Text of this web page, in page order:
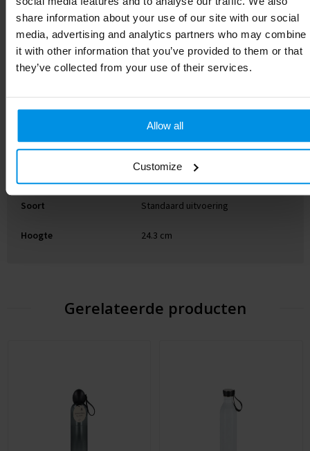
share information about your use of our site with our social
media, advertising and analytics partners who may combine
it with other information that you’ve provided to them or that
they’ve collected from your use of their services.
Allow all
Customize
Merk
Materiaal Gerecycled RVS
Soort Standaard uitvoering
Hoogte 24.3 cm
Gerelateerde producten